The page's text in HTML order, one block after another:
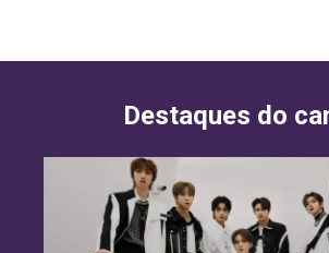
Destaques do